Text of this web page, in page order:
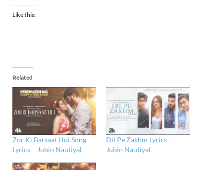
Like this:
Related
Zor Ki Barsaat Hui Song
Lyrics – Jubin Nautiyal
Dil Pe Zakhm Lyrics –
Jubin Nautiyal